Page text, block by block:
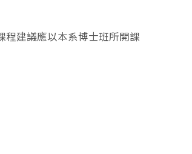
程建議應以本系博士班所開課